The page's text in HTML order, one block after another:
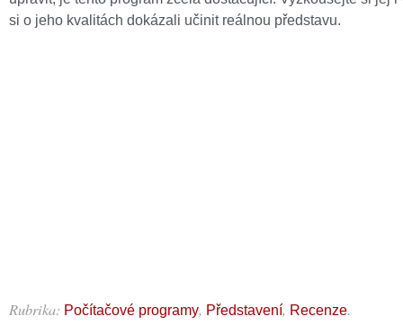
si o jeho kvalitách dokázali učinit reálnou představu.
Rubrika: Počítačové programy, Představení, Recenze.